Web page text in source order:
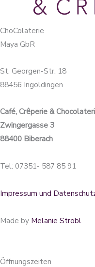
ChoColaterie
Maya GbR
St. Georgen-Str. 18
88456 Ingoldingen
Café, Crêperie &
Zwingergasse 3
88400 Biberach
Tel: 07351- 587 85 91
Impressum und
Made by Melanie Strobl
Öffnungszeiten